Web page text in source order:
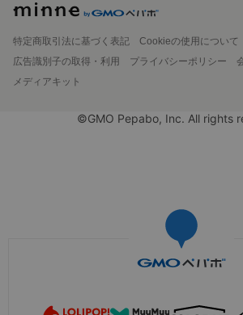
特定商取引法に基づく表記
Cookieの使用について
広告識別子の取得・利用
プライバシーポリシー
メディアキット
©GMO Pepabo, Inc. All rights